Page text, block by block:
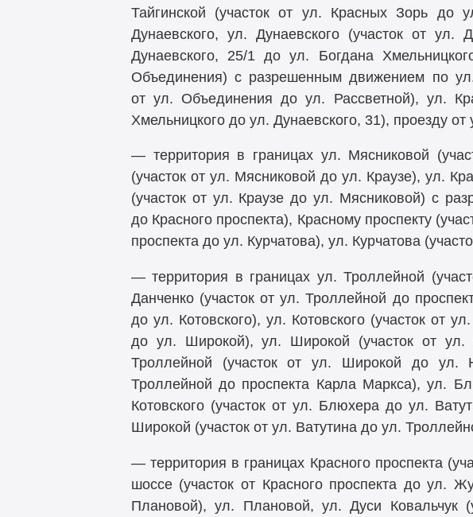
Тайгинской (участок от ул. Красных Зорь до
Дунаевского, ул. Дунаевского (участок от
Дунаевского, 25/1 до ул. Богдана
Объединения) с разрешенным движением по
от ул. Объединения до ул. Рассветной), ул.
Хмельницкого до ул. Дунаевского, 31), проезду
— территория в границах ул. Мясниковой
(участок от ул. Мясниковой до ул. Краузе), ул.
(участок от ул. Краузе до ул. Мясниковой) с
до Красного проспекта), Красному проспекту
проспекта до ул. Курчатова), ул. Курчатова
— территория в границах ул. Троллейной
Данченко (участок от ул. Троллейной до
до ул. Котовского), ул. Котовского (участок от
до ул. Широкой), ул. Широкой (участок от
Троллейной (участок от ул. Широкой до ул.
Троллейной до проспекта Карла Маркса), ул.
Котовского (участок от ул. Блюхера до ул.
Широкой (участок от ул. Ватутина до ул.
— территория в границах Красного проспекта
шоссе (участок от Красного проспекта до ул.
Плановой), ул. Плановой, ул. Дуси Ковальчук